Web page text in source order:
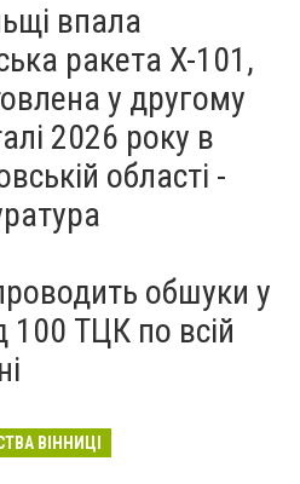
впала
ракета X-101,
у другому
2026 року в
області -
обшуки у
100 ТЦК по всій
ВІННИЦІ